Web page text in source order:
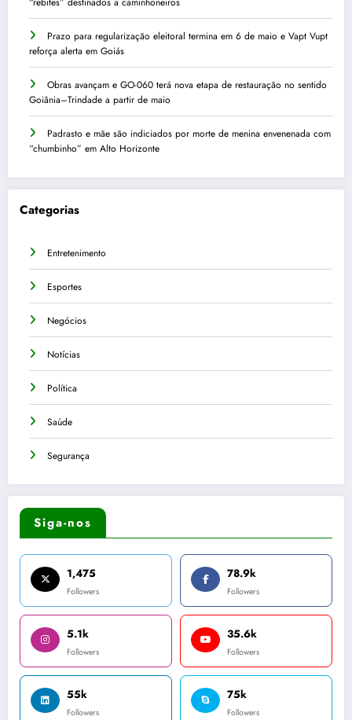
Prazo para regularização eleitoral termina em 6 de maio e Vapt Vupt
reforça alerta em Goiás
Obras avançam e GO-060 terá nova etapa de restauração no sentido
Goiânia–Trindade a partir de maio
Padrasto e mãe são indiciados por morte de menina envenenada com
“chumbinho” em Alto Horizonte
Categorias
Entretenimento
Esportes
Negócios
Notícias
Política
Saúde
Segurança
Siga-nos
1,475
Followers
78.9k
Followers
5.1k
Followers
35.6k
Followers
55k
Followers
75k
Followers